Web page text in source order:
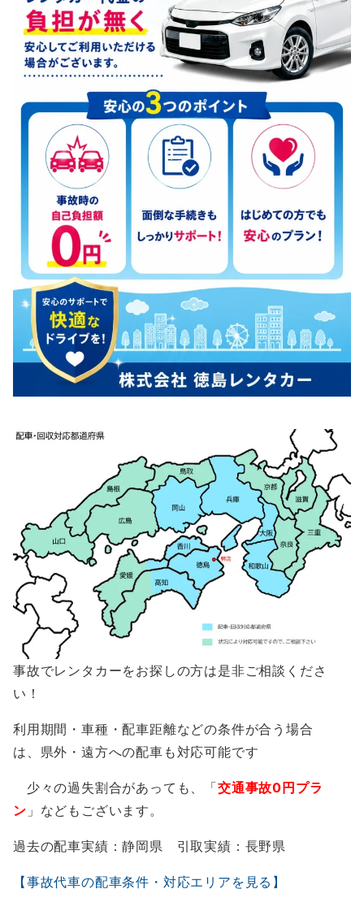
事故でレンタカーをお探しの方は是非ご相談くださ
い！
利用期間・車種・配車距離などの条件が合う場合
は、県外・遠方への配車も対応可能です
少々の過失割合があっても、「交通事故0円プラ
ン 」などもございます。
過去の配車実績：静岡県 引取実績：長野県
【事故代車の配車条件・対応エリアを見る】